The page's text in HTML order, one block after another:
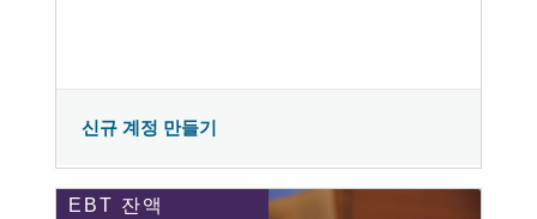
신규 계정 만들기
EBT 잔액